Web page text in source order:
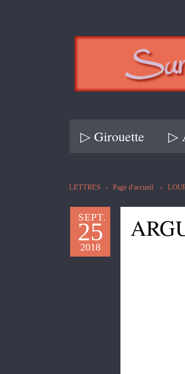
▷ Girouette ▷
LETTRES Page d'accueil
SEPT.
25
2018